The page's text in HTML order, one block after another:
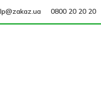
0800 20 20 20